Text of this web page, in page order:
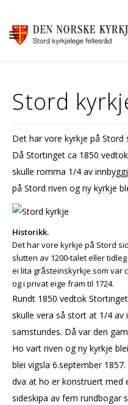
GUDSTENESTER
BARN OG UNGDOM
SOKNERÅDA
INFORMASJON
KONTAKT OSS
GI EI GÅVE
Stord
Det har vore kyrkje på Stord
Då Stortinget ca 1850
skulle romma 1/4 av
på Stord riven og ny kyrkje
Historikk.
Det har vore kyrkje på Stord
slutten av 1200-talet eller
ei lita gråsteinskyrkje som var
og i privat eige fram til 1724.
Rundt 1850 vedtok
skulle vera så stort at 1/4 av
samstundes. Då var den
Ho vart riven og ny kyrkje
blei vigsla 6.september
dva at ho er konstruert med
sideskipa av fem rundbogar